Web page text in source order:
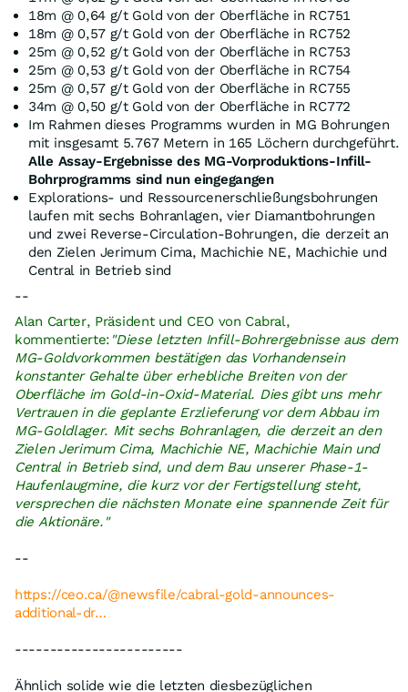
18m @ 0,64 g/t Gold von der Oberfläche in RC751
18m @ 0,57 g/t Gold von der Oberfläche in RC752
25m @ 0,52 g/t Gold von der Oberfläche in RC753
25m @ 0,53 g/t Gold von der Oberfläche in RC754
25m @ 0,57 g/t Gold von der Oberfläche in RC755
34m @ 0,50 g/t Gold von der Oberfläche in RC772
Im Rahmen dieses Programms wurden in MG Bohrungen
mit insgesamt 5.767 Metern in 165 Löchern durchgeführt.
Alle Assay-Ergebnisse des MG-Vorproduktions-Infill-
Bohrprogramms sind nun eingegangen
Explorations- und Ressourcenerschließungsbohrungen
laufen mit sechs Bohranlagen, vier Diamantbohrungen
und zwei Reverse-Circulation-Bohrungen, die derzeit an
den Zielen Jerimum Cima, Machichie NE, Machichie und
Central in Betrieb sind
--
Alan Carter, Präsident und CEO von Cabral,
kommentierte: "Diese letzten Infill-Bohrergebnisse aus dem
MG-Goldvorkommen bestätigen das Vorhandensein
konstanter Gehalte über erhebliche Breiten von der
Oberfläche im Gold-in-Oxid-Material. Dies gibt uns mehr
Vertrauen in die geplante Erzlieferung vor dem Abbau im
MG-Goldlager. Mit sechs Bohranlagen, die derzeit an den
Zielen Jerimum Cima, Machichie NE, Machichie Main und
Central in Betrieb sind, und dem Bau unserer Phase-1-
Haufenlaugmine, die kurz vor der Fertigstellung steht,
versprechen die nächsten Monate eine spannende Zeit für
die Aktionäre."
--
https://ceo.ca/@newsfile/cabral-gold-announces-
additional-dr…
------------------------
Ähnlich solide wie die letzten diesbezüglichen